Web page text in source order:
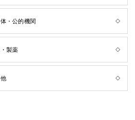
・公的機関
製薬